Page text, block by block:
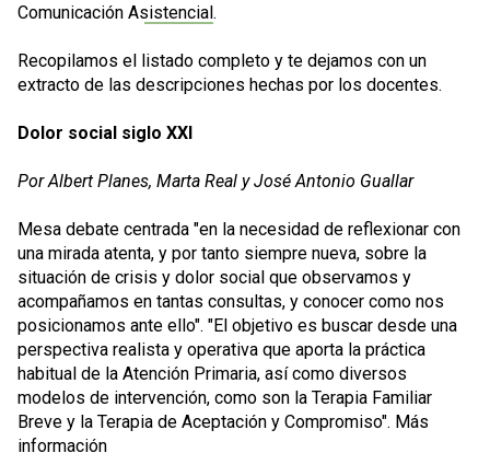
Comunicación Asistencial.
Recopilamos el listado completo y te dejamos con un
extracto de las descripciones hechas por los docentes.
Dolor social siglo XXI
Por Albert Planes, Marta Real y José Antonio Guallar
Mesa debate centrada "en la necesidad de reflexionar con
una mirada atenta, y por tanto siempre nueva, sobre la
situación de crisis y dolor social que observamos y
acompañamos en tantas consultas, y conocer como nos
posicionamos ante ello". "El objetivo es buscar desde una
perspectiva realista y operativa que aporta la práctica
habitual de la Atención Primaria, así como diversos
modelos de intervención, como son la Terapia Familiar
Breve y la Terapia de Aceptación y Compromiso". Más
información